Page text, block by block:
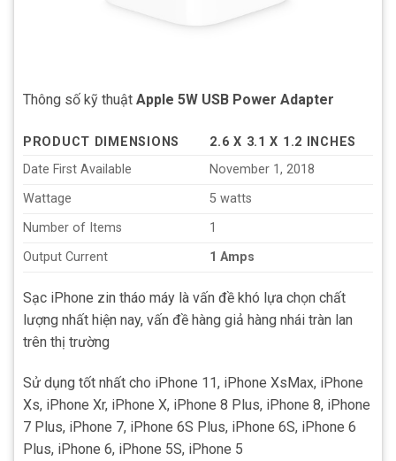
Thông số kỹ thuật Apple 5W USB Power Adapter
PRODUCT DIMENSIONS
‎2.6 X 3.1 X 1.2 INCHES
Date First Available
‎November 1, 2018
Wattage
‎5 watts
Number of Items
‎1
Output Current
1 Amps
Sạc iPhone zin tháo máy là vấn đề khó lựa chọn chất
lượng nhất hiện nay, vấn đề hàng giả hàng nhái tràn lan
trên thị trường
Sử dụng tốt nhất cho iPhone 11, iPhone XsMax, iPhone
Xs, iPhone Xr, iPhone X, iPhone 8 Plus, iPhone 8, iPhone
7 Plus, iPhone 7, iPhone 6S Plus, iPhone 6S, iPhone 6
Plus, iPhone 6, iPhone 5S, iPhone 5